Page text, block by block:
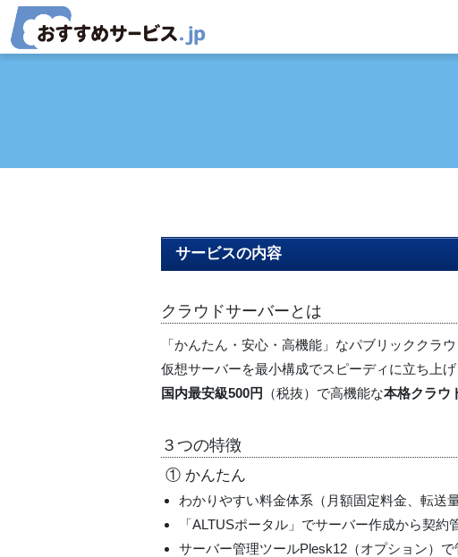
コンテンツへスキップ
メインナビゲーション
サービスの内容
クラウドサーバーとは
「かんたん・安心・高機能」なパブリッククラ
仮想サーバーを最小構成でスピーディに立ち上
国内最安級500円 （税抜）で高機能な本格クラウ
３つの特徴
① かんたん
わかりやすい料金体系（月額固定料金、転送量
「ALTUSポータル」でサーバー作成から契
サーバー管理ツールPlesk12（オプション）